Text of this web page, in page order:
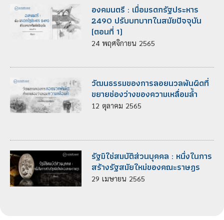
องคมนตรี : เมื่อมรดกรัฐประหาร
2490 ปรับบทบาทในสมัยปัจจุบัน
(ตอนที่ 1)
24 พฤศจิกายน 2565
วัฒนธรรมของการลอยนวลพ้นผิดที่
ขยายช่องว่างของความเหลื่อมล้ำ
12 ตุลาคม 2565
รัฐมิใช่สมบัติส่วนบุคคล : หนึ่งในการ
สร้างรัฐสมัยใหม่ของคณะราษฎร
29 เมษายน 2565